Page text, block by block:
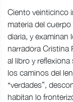
Ciento veinticinco
materia del
diaria, y examinan
narradora Cristina
al libro y
los caminos del
“verdades”,
habitan lo